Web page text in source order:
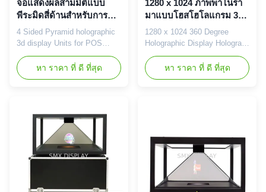
จอแสดงผลสามมิติแบบ
พีระมิดสี่ด้านสำหรับการ
โฆษณา POS
4 Sided Pyramid holographic
3d display Units for POS
Advertising Description: The
360 Holo Showcase is a 4
sided holographic display,
chamber can be seen from all
4 sides. Due to its stunning
visual effect, it quickly
becomes ...
หา ราคา ที่ ดี ที่สุด
1280 x 1024 ภาพพาโนรา
มาแบบโฮสโฮโลแกรม 360
องศาแบบพีระมิด USB /
VGA, พอร์ตอินพุต HDMI
1280 x 1024 360 Degree
Holographic Display Hologram
Pyramid USB / VGA , HDMI
Input Port Description: The
360 Holo Showcase is a 4
4 sides. Due to its stunning
หา ราคา ที่ ดี ที่สุด